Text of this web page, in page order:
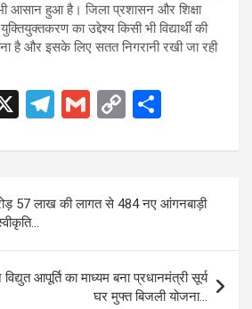
आसान हुआ है। जिला प्रशासन और शिक्षा
का उद्देश्य किसी भी विद्यार्थी की
है और इसके लिए सतत निगरानी रखी जा रही
X
T
e
gr
a
m
G
ail
C
py
Li
n
k
ar
e
57 लाख की लागत से 484 नए आंगनबाड़ी
आपूर्ति का माध्यम बना प्रधानमंत्री सूर्य
घर मुफ्त बिजली योजना…